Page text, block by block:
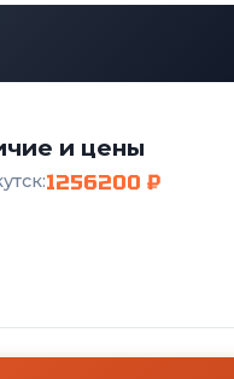
и цены
1256200 ₽